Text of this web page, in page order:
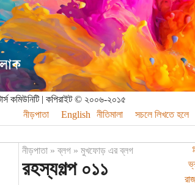
কমিউনিটি | কপিরাইট © ২০০৬-২০১৫
নীড়পাতা
English নীতিমালা সচলে লিখতে হলে
নীড়পাতা»ব্লগ» মুখফোড় এর ব্লগ
রহস্যগল্প ০১১